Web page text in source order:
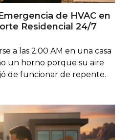
de HVAC en
Residencial 24/7
a las 2:00 AM en una casa
un horno porque su aire
de funcionar de repente.